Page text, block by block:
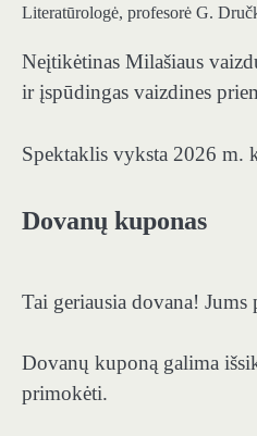
Literatūrologė, profesorė G.
Neįtikėtinas Milašiaus
ir įspūdingas vaizdines
Spektaklis vyksta 2026 m.
Dovanų kuponas
Tai geriausia dovana!
Dovanų kuponą galima
primokėti.